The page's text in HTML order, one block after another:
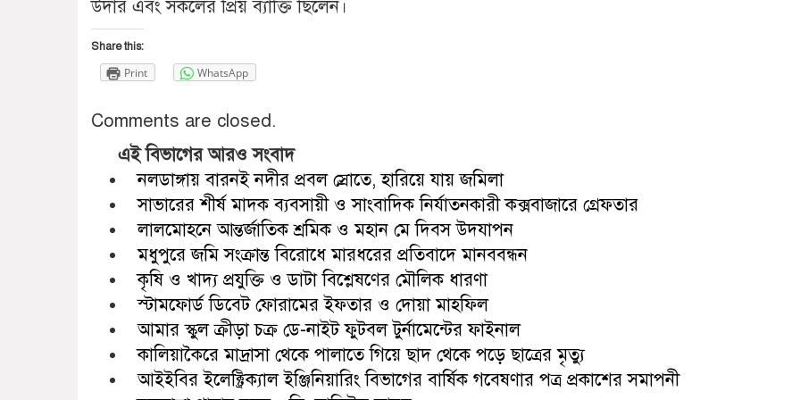
উদার এবং সকলের প্রিয় ব্যাক্তি ছিলেন।
Share this:
Print WhatsApp
Comments are closed.
এই বিভাগের আরও সংবাদ
নলডাঙ্গায় বারনই নদীর প্রবল স্রোতে, হারিয়ে যায় জমিলা
সাভারের শীর্ষ মাদক ব্যবসায়ী ও সাংবাদিক নির্যাতনকারী কক্সবাজারে গ্রেফতার
লালমোহনে আন্তর্জাতিক শ্রমিক ও মহান মে দিবস উদযাপন
মধুপুরে জমি সংক্রান্ত বিরোধে মারধরের প্রতিবাদে মানববন্ধন
কৃষি ও খাদ্য প্রযুক্তি ও ডাটা বিশ্লেষণের মৌলিক ধারণা
স্টামফোর্ড ডিবেট ফোরামের ইফতার ও দোয়া মাহফিল
আমার স্কুল ক্রীড়া চক্র ডে-নাইট ফুটবল টুর্নামেন্টের ফাইনাল
কালিয়াকৈরে মাদ্রাসা থেকে পালাতে গিয়ে ছাদ থেকে পড়ে ছাত্রের মৃত্যু
আইইবির ইলেক্ট্রিক্যাল ইঞ্জিনিয়ারিং বিভাগের বার্ষিক গবেষণার পত্র প্রকাশের সমাপনী